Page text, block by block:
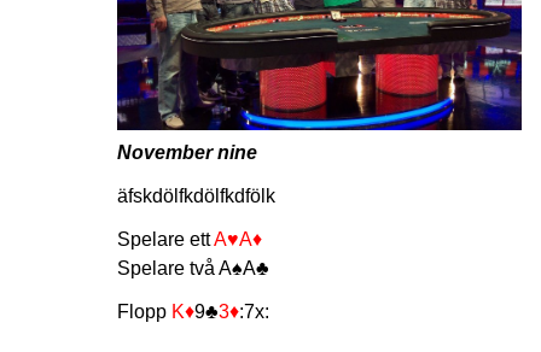
November nine
äfskdölfkdölfkdfölk
Spelare ettA♥A♦
Spelare två A♠A♣
Flopp K♦9♣3♦:7x: